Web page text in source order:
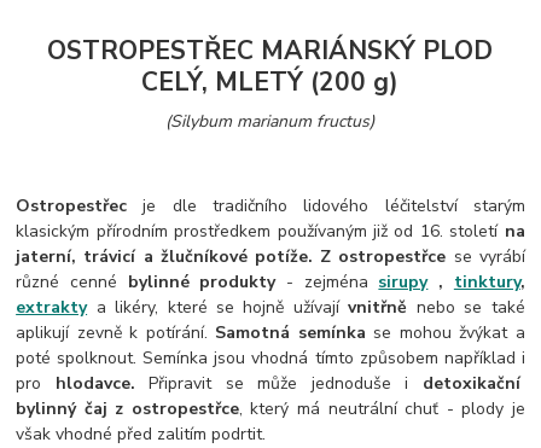
OSTROPESTŘEC MARIÁNSKÝ PLOD
CELÝ, MLETÝ (200 g)
(Silybum marianum fructus)
Ostropestřec je dle tradičního lidového léčitelství starým
klasickým přírodním prostředkem používaným již od 16. století na
jaterní, trávicí a žlučníkové potíže. Z ostropestřce se vyrábí
různé cenné bylinné produkty- zejména sirupy, tinktury,
extraktya likéry, které se hojně užívajívnitřně nebo se také
aplikují zevně k potírání. Samotná semínka se mohou žvýkat a
poté spolknout. Semínka jsou vhodná tímto způsobem například i
pro hlodavce. Připravit se může jednoduše i detoxikační
bylinný čaj z ostropestřce, který má neutrální chuť - plody je
však vhodné před zalitím podrtit.